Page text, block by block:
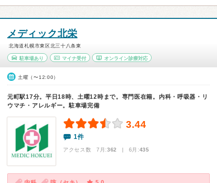
メディック北栄
北海道札幌市東区北三十八条東
駐車場あり マイナ受付 オンライン診療対応
土曜（〜12:00）
元町駅17分。平日18時、土曜12時まで。専門医在籍。内科・呼吸器・リ
ウマチ・アレルギー。駐車場完備
3.44
1件
アクセス数 7月:362 | 6月:435